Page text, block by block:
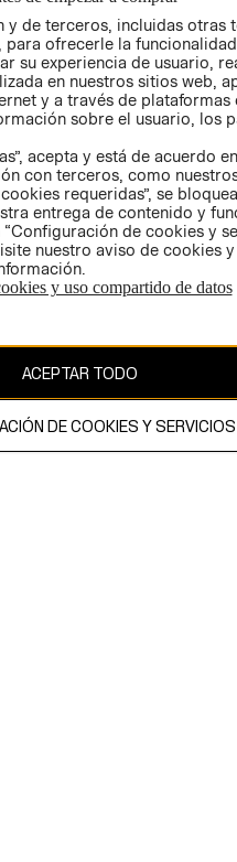
COMERCIO - SIC
PETICIONES
QUEJAS Y
RECLAMOS
protegido por copyright y es
y de terceros, incluidas otras
para ofrecerle la
su experiencia de usuario,
en nuestros sitios web,
y a través de plataformas
sobre el usuario, los
acepta y está de acuerdo
con terceros, como
requeridas”, se
entrega de contenido y
de cookies y
nuestro aviso de cookies
y uso compartido de datos
ACEPTAR TODO
DE COOKIES Y SERVICIOS